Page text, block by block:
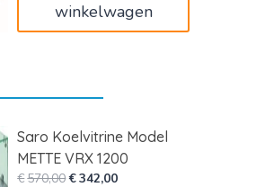
winkelwagen
Saro Koelvitrine Model
METTE VRX 1200
€570,00Oorspronkelijke
€342,00Huidige